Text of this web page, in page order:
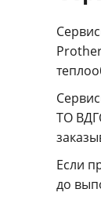
ТО
Если
до